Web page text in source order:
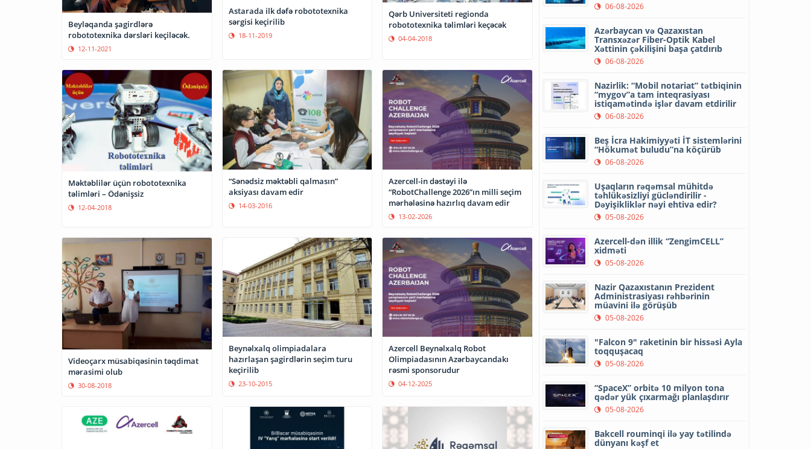
Beyləqanda şagirdlərə
robototexnika dərsləri keçiləcək.
12-11-2021
Astarada ilk dəfə robototexnika
sərgisi keçirilib
18-11-2019
Qərb Universiteti regionda
robototexnika təlimləri keçəcək
04-04-2018
Məktəblilər üçün robototexnika
təlimləri – Ödənişsiz
12-04-2018
“Sənədsiz məktəbli qalmasın”
aksiyası davam edir
14-03-2016
Azercell-in dəstəyi ilə
“RobotChallenge 2026”ın milli seçim
mərhələsinə hazırlıq davam edir
13-02-2026
Videoçarx müsabiqəsinin təqdimat
mərasimi olub
30-08-2018
Beynəlxalq olimpiadalara
hazırlaşan şagirdlərin seçim turu
keçirilib
23-10-2015
Azercell Beynəlxalq Robot
Olimpiadasının Azərbaycandakı
rəsmi sponsorudur
04-12-2025
06-08-2026
Azərbaycan və Qazaxıstan
Transxəzər Fiber-Optik Kabel
Xəttinin çəkilişini başa çatdırıb
06-08-2026
Nazirlik: “Mobil notariat” tətbiqinin
“mygov”a tam inteqrasiyası
istiqamətində işlər davam etdirilir
06-08-2026
Beş İcra Hakimiyyəti İT sistemlərini
“Hökumət buludu”na köçürüb
06-08-2026
Uşaqların rəqəmsal mühitdə
təhlükəsizliyi gücləndirilir -
Dəyişikliklər nəyi ehtiva edir?
05-08-2026
Azercell-dən illik “ZengimCELL”
xidməti
05-08-2026
Nazir Qazaxıstanın Prezident
Administrasiyası rəhbərinin
müavini ilə görüşüb
05-08-2026
"Falcon 9" raketinin bir hissəsi Ayla
toqquşacaq
05-08-2026
“SpaceX” orbitə 10 milyon tona
qədər yük çıxarmağı planlaşdırır
05-08-2026
Bakcell rouminqi ilə yay tətilində
dünyanı kəşf et